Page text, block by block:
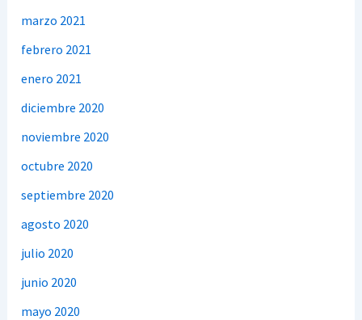
marzo 2021
febrero 2021
enero 2021
diciembre 2020
noviembre 2020
octubre 2020
septiembre 2020
agosto 2020
julio 2020
junio 2020
mayo 2020